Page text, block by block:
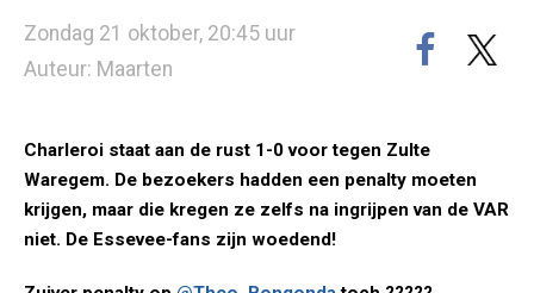
Zondag 21 oktober, 20:45 uur
Auteur: Maarten
Charleroi staat aan de rust 1-0 voor tegen Zulte
Waregem. De bezoekers hadden een penalty moeten
krijgen, maar die kregen ze zelfs na ingrijpen van de VAR
niet. De Essevee-fans zijn woedend!